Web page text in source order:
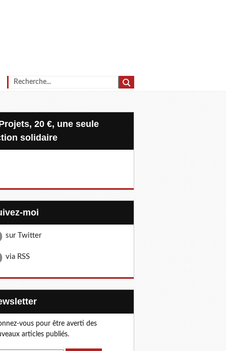
solidaire
moi
sur Twitter
via RSS
vous pour être averti des
articles publiés.